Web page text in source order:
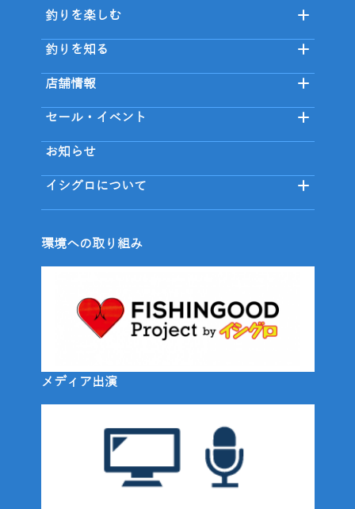
釣りを楽しむ
釣りを知る
店舗情報
セール・イベント
お知らせ
イシグロについて
環境への取り組み
メディア出演